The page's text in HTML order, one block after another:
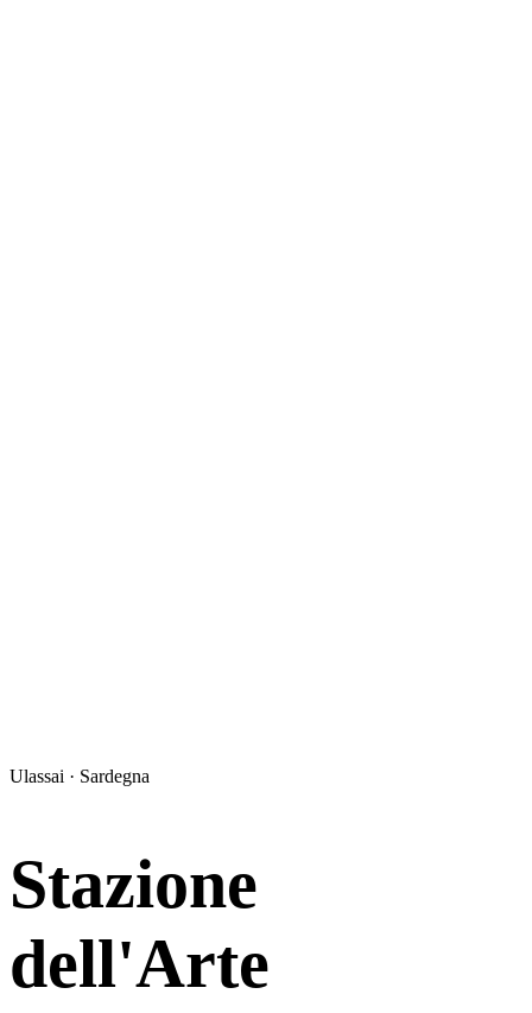
Ulassai · Sardegna
Stazione
dell'Arte